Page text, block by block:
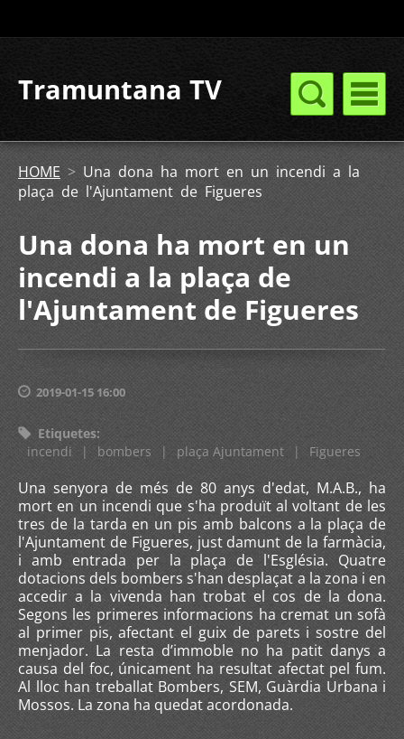
Tramuntana TV
HOME > Una dona ha mort en un incendi a la
plaça de l'Ajuntament de Figueres
Una dona ha mort en un
incendi a la plaça de
l'Ajuntament de Figueres
2019-01-15 16:00
Etiquetes:
incendi
| bombers | plaça Ajuntament | Figueres
Una senyora de més de 80 anys d'edat, M.A.B., ha
mort en un incendi que s'ha produït al voltant de les
tres de la tarda en un pis amb balcons a la plaça de
l'Ajuntament de Figueres, just damunt de la farmàcia,
i amb entrada per la plaça de l'Església. Quatre
dotacions dels bombers s'han desplaçat a la zona i en
accedir a la vivenda han trobat el cos de la dona.
Segons les primeres informacions ha cremat un sofà
al primer pis, afectant el guix de parets i sostre del
menjador. La resta d’immoble no ha patit danys a
causa del foc, únicament ha resultat afectat pel fum.
Al lloc han treballat Bombers, SEM, Guàrdia Urbana i
Mossos. La zona ha quedat acordonada.